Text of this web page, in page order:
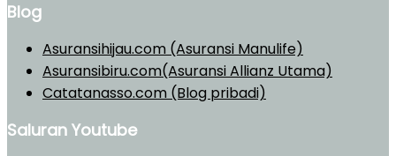
Blog
Asuransihijau.com (Asuransi Manulife)
Asuransibiru.com(Asuransi Allianz Utama)
Catatanasso.com (Blog pribadi)
Saluran Youtube